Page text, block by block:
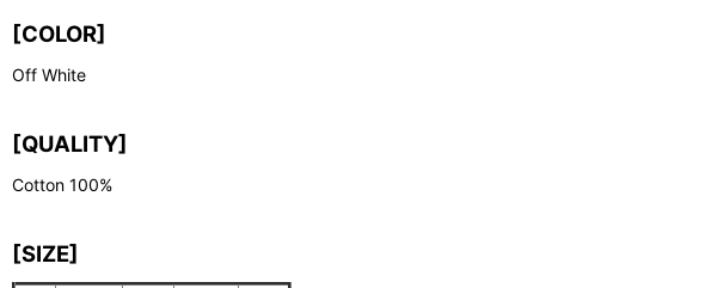
[COLOR]
Off White
[QUALITY]
Cotton 100%
[SIZE]